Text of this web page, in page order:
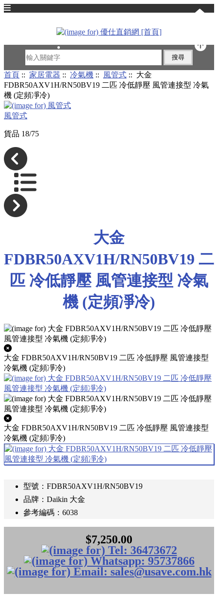
首頁 :: 家居電器 :: 冷氣機 :: 風管式 :: 大金
FDBR50AXV1H/RN50BV19 二匹 冷低靜壓 風管連接型 冷氣
機 (定頻凈冷)
風管式
貨品 18/75
大金
FDBR50AXV1H/RN50BV19 二
匹 冷低靜壓 風管連接型 冷氣
機 (定頻凈冷)
大金 FDBR50AXV1H/RN50BV19 二匹 冷低靜壓 風管連接型
冷氣機 (定頻凈冷)
大金 FDBR50AXV1H/RN50BV19 二匹 冷低靜壓 風管連接型
冷氣機 (定頻凈冷)
型號：FDBR50AXV1H/RN50BV19
品牌：Daikin 大金
參考編碼：6038
$7,250.00